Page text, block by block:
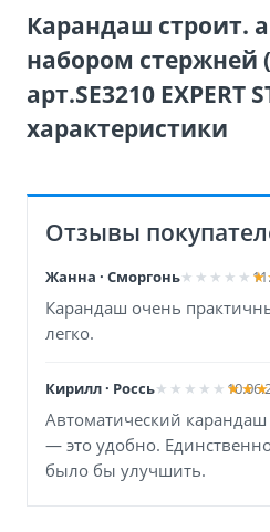
Карандаш строит.
набором стержней
арт.SE3210 EXPERT
характеристики
Отзывы
Жанна · Сморгонь
Карандаш очень
легко.
Кирилл · Россь
Автоматический
— это удобно.
было бы улучшить.